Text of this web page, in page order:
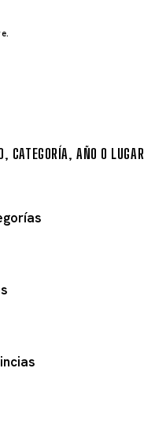
CATEGORÍA, AÑO O LUGAR